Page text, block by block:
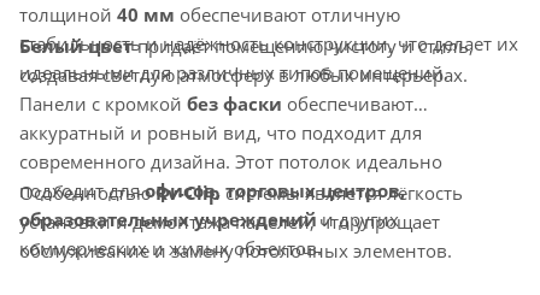
толщиной 40 мм обеспечивают отличную
стабильность и надёжность конструкции, что делает их
идеальными для различных типов помещений.
Белый цветпридаёт помещению чистоту и стиль,
создавая светлую атмосферу в любых интерьерах.
Панели с кромкой без фаски обеспечивают
аккуратный и ровный вид, что подходит для
современного дизайна. Этот потолок идеально
подходит дляофисов, торговых центров,
образовательных учреждений и других
коммерческих и жилых объектов.
ОсобенностьюRv-Clip системы является лёгкость
установки и демонтажа панелей, что упрощает
обслуживание и замену потолочных элементов.